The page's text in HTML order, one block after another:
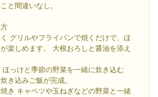
と間違いなし。
グリルやフライパンで焼くだけで、ほ
楽しめます。 大根おろしと醤油を添え
っけと季節の野菜を一緒に炊き込む
き込みご飯が完成。
き キャベツや玉ねぎなどの野菜と一緒